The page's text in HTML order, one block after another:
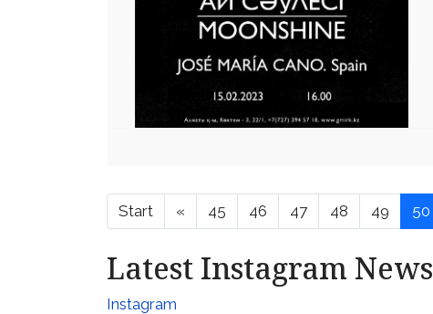
Start « 45 46 47 48 49 50
Latest Instagram News
Instagram